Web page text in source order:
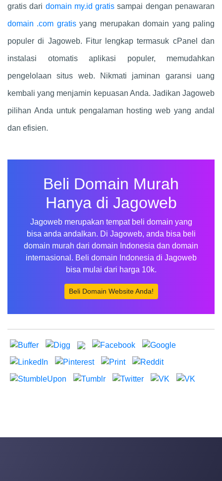
gratis dari domain my.id gratis sampai dengan penawaran
domain .com gratisyang merupakan domain yang paling
populer di Jagoweb. Fitur lengkap termasuk cPanel dan
instalasi otomatis aplikasi populer, memudahkan
pengelolaan situs web. Nikmati jaminan garansi uang
kembali yang menjamin kepuasan Anda. Jadikan Jagoweb
pilihan Anda untuk pengalaman hosting web yang andal
dan efisien.
Beli Domain Murah
Hanya di Jagoweb
Jagoweb merupakan tempat beli domain yang
bisa anda andalkan. Di Jagoweb, anda bisa beli
domain murah dari domain Indonesia dan domain
internasional. Beli domain Indonesia di Jagoweb
bisa mulai dari harga 10k.
Beli Domain Website Anda!